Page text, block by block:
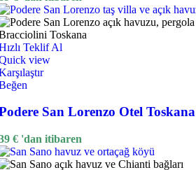
Teklif Al
view
San Lorenzo Otel Toskana
€ 'dan itibaren